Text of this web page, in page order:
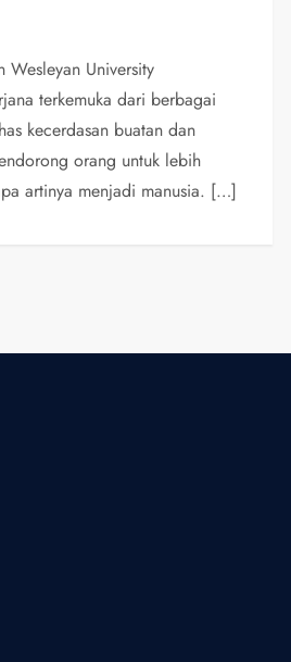
Wesleyan University
terkemuka dari berbagai
kecerdasan buatan dan
orang untuk lebih
artinya menjadi manusia. […]